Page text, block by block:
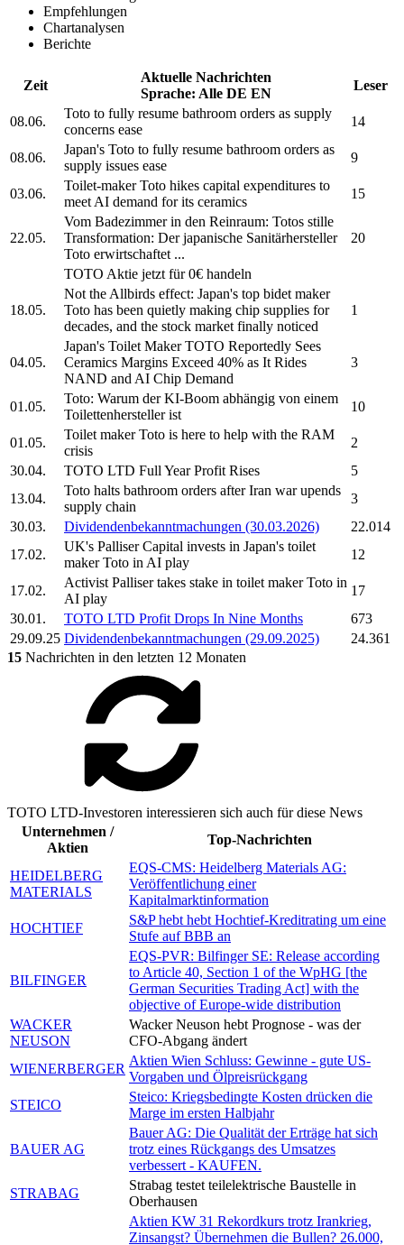
Empfehlungen
Chartanalysen
Berichte
Zeit
Aktuelle Nachrichten
Sprache: Alle DE EN
Leser
08.06.
Toto to fully resume bathroom orders as supply
concerns ease
14
08.06.
Japan's Toto to fully resume bathroom orders as
supply issues ease
9
03.06.
Toilet-makerToto hikes capital expenditures to
meet AI demand for its ceramics
15
22.05.
Vom Badezimmer in den Reinraum: Totos stille
Transformation: Der japanische Sanitärhersteller
Toto erwirtschaftet ...
20
TOTO Aktie jetzt für 0€ handeln
18.05.
Not the Allbirds effect: Japan's top bidet maker
Toto has been quietly making chip supplies for
decades, and the stock market finally noticed
1
04.05.
Japan's Toilet MakerTOTO Reportedly Sees
Ceramics Margins Exceed 40% as It Rides
NAND and AI Chip Demand
3
01.05.
Toto: Warum der KI-Boom abhängig von einem
Toilettenhersteller ist
10
01.05.
Toilet makerToto is here to help with the RAM
crisis
2
30.04.
TOTO LTD Full Year Profit Rises
5
13.04.
Toto halts bathroom orders after Iran war upends
supply chain
3
30.03.
Dividendenbekanntmachungen (30.03.2026)
22.014
17.02.
UK's Palliser Capital invests in Japan's toilet
makerToto in AI play
12
17.02.
Activist Palliser takes stake in toilet makerToto in
AI play
17
30.01.
TOTO LTD Profit Drops In Nine Months
673
29.09.25 Dividendenbekanntmachungen (29.09.2025)
24.361
15 Nachrichten in den letzten 12 Monaten
TOTO LTD-Investoren interessieren sich auch für diese News
Unternehmen /
Aktien
Top-Nachrichten
HEIDELBERG
MATERIALS
EQS-CMS: Heidelberg Materials AG:
Veröffentlichung einer
Kapitalmarktinformation
HOCHTIEF
S&P hebt hebt Hochtief-Kreditrating um eine
Stufe auf BBB an
BILFINGER
EQS-PVR: Bilfinger SE: Release according
to Article 40, Section 1 of the WpHG [the
German Securities Trading Act] with the
objective of Europe-wide distribution
WACKER
NEUSON
Wacker Neuson hebt Prognose - was der
CFO-Abgang ändert
WIENERBERGER
Aktien Wien Schluss: Gewinne - gute US-
Vorgaben und Ölpreisrückgang
STEICO
Steico: Kriegsbedingte Kosten drücken die
Marge im ersten Halbjahr
BAUER AG
Bauer AG: Die Qualität der Erträge hat sich
trotz eines Rückgangs des Umsatzes
verbessert - KAUFEN.
STRABAG
Strabag testet teilelektrische Baustelle in
Oberhausen
Aktien KW 31 Rekordkurs trotz Irankrieg,
Zinsangst? Übernehmen die Bullen? 26.000,